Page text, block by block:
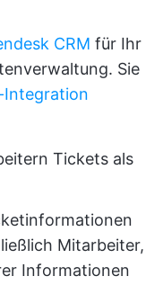
CRM für Ihr
Sie
Integration
Tickets als
Mitarbeiter,
Informationen